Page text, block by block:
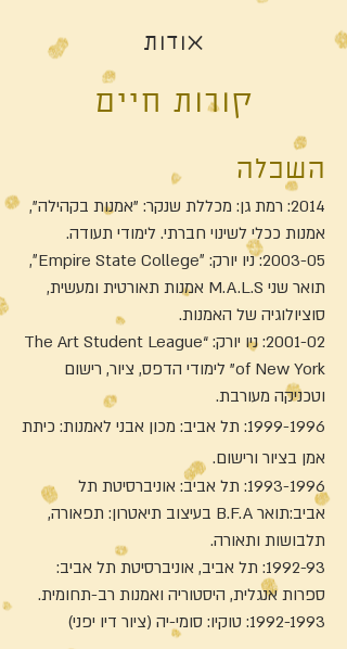
אודות
קורות חיים
השכלה
2014: רמת גן: מכללת שנקר: "אמנות בקהילה”,
אמנות ככלי לשינוי חברתי. לימודי תעודה.
2003-05: ניו יורק: ״Empire State College״,
תואר שני M.A.L.S אמנות תאורטית ומעשית,
סוציולוגיה של האמנות.
2001-02: ניו יורק: “The Art Student League
of New York” לימודי הדפס, ציור, רישום
וטכניקה מעורבת.
1999-1996: תל אביב: מכון אבני לאמנות: כיתת
אמן בציור ורישום.
1993-1996: תל אביב: אוניברסיטת תל
אביב:תואר B.F.A בעיצוב תיאטרון: תפאורה,
תלבושות ותאורה.
1992-93: תל אביב, אוניברסיטת תל אביב:
ספרות אנגלית, היסטוריה ואמנות רב-תחומית.
1992-1993: טוקיו: סומי-יה (ציור דיו יפני)